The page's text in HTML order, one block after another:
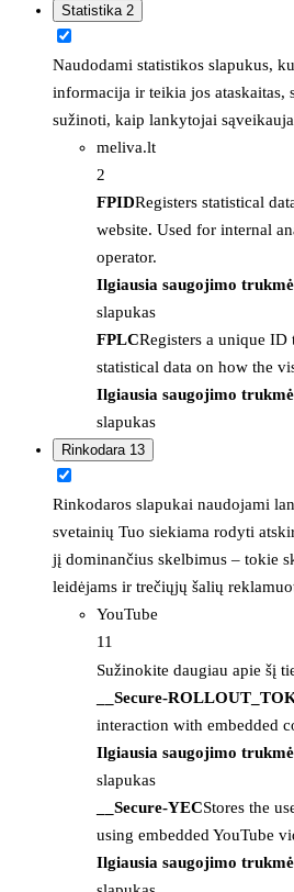
Statistika 2
Naudodami statistikos slapukus,
informacija ir teikia jos ataskaitas,
sužinoti, kaip lankytojai
meliva.lt
2
FPIDRegisters statistical
website. Used for internal
operator.
Ilgiausia saugojimo trukmė
slapukas
FPLCRegisters a unique ID
statistical data on how the
Ilgiausia saugojimo trukmė
slapukas
Rinkodara 13
Rinkodaros slapukai naudojami
svetainių Tuo siekiama rodyti
jį dominančius skelbimus – tokie
leidėjams ir trečiųjų šalių
YouTube
11
Sužinokite daugiau apie šį
__Secure-
interaction with embedded
Ilgiausia saugojimo trukmė
slapukas
__Secure-YECStores the
using embedded YouTube
Ilgiausia saugojimo trukmė